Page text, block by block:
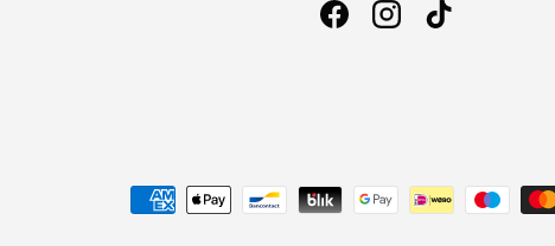
FacebookInstagramTikTok
Geaccepteerde betaalmethoden